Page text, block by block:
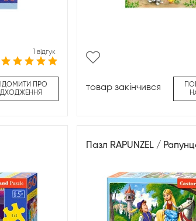
1 відгук
ПРО
товар закінчився
Пазл RAPUNZEL /